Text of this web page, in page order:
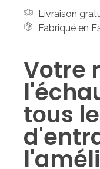
Livraison
Fabriqué en
Votre
tous